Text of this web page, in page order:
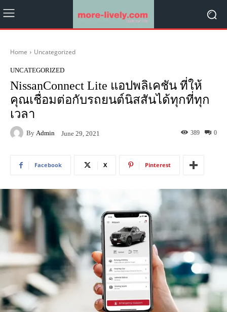
Home Uncategorized
UNCATEGORIZED
NissanConnect Lite แอปพลิเคชัน ที่ให้
คุณเชื่อมต่อกับรถยนต์นิสสันได้ทุกที่ทุก
เวลา
By Admin June 29, 2021 0
389
Facebook X Pinterest